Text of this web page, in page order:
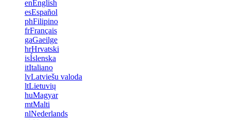
enEnglish
esEspañol
phFilipino
frFrançais
gaGaeilge
hrHrvatski
isÍslenska
itItaliano
lvLatviešu valoda
ltLietuvių
huMagyar
mtMalti
nlNederlands